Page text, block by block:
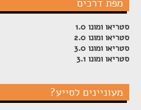
מפת דרכים
סטריאו ומונו 1.0
סטריאו ומונו 2.0
סטריאו ומונו 3.0
סטריאו ומונו 3.1
מעוניינים לסייע?